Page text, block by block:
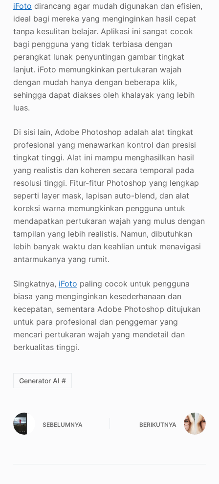
iFoto dirancang agar mudah digunakan dan efisien,
ideal bagi mereka yang menginginkan hasil cepat
tanpa kesulitan belajar. Aplikasi ini sangat cocok
bagi pengguna yang tidak terbiasa dengan
perangkat lunak penyuntingan gambar tingkat
lanjut. iFoto memungkinkan pertukaran wajah
dengan mudah hanya dengan beberapa klik,
sehingga dapat diakses oleh khalayak yang lebih
luas.
Di sisi lain, Adobe Photoshop adalah alat tingkat
profesional yang menawarkan kontrol dan presisi
tingkat tinggi. Alat ini mampu menghasilkan hasil
yang realistis dan koheren secara temporal pada
resolusi tinggi. Fitur-fitur Photoshop yang lengkap
seperti layer mask, lapisan auto-blend, dan alat
koreksi warna memungkinkan pengguna untuk
mendapatkan pertukaran wajah yang mulus dengan
tampilan yang lebih realistis. Namun, dibutuhkan
lebih banyak waktu dan keahlian untuk menavigasi
antarmukanya yang rumit.
Singkatnya, iFoto paling cocok untuk pengguna
biasa yang menginginkan kesederhanaan dan
kecepatan, sementara Adobe Photoshop ditujukan
untuk para profesional dan penggemar yang
mencari pertukaran wajah yang mendetail dan
berkualitas tinggi.
Generator AI #
SEBELUMNYA BERIKUTNYA